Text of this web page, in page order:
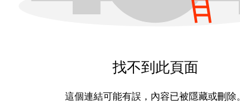
找不到此頁面
這個連結可能有誤，內容已被隱藏或刪除。